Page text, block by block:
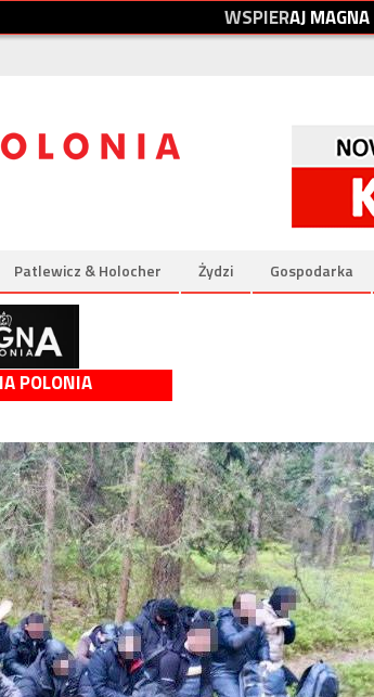
WSPIERAJMAGNA
Patlewicz & Holocher Żydzi Gospodarka
POLONIA